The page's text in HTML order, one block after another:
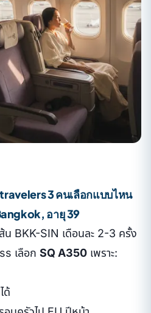
3 คนเลือกแบบไหน
อายุ 39
น BKK-SIN เดือนละ 2-3 ครั้ง
เลือก SQ A350 เพราะ:
ด้